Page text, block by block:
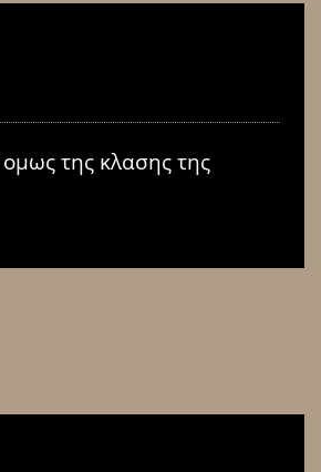
της κλασης της